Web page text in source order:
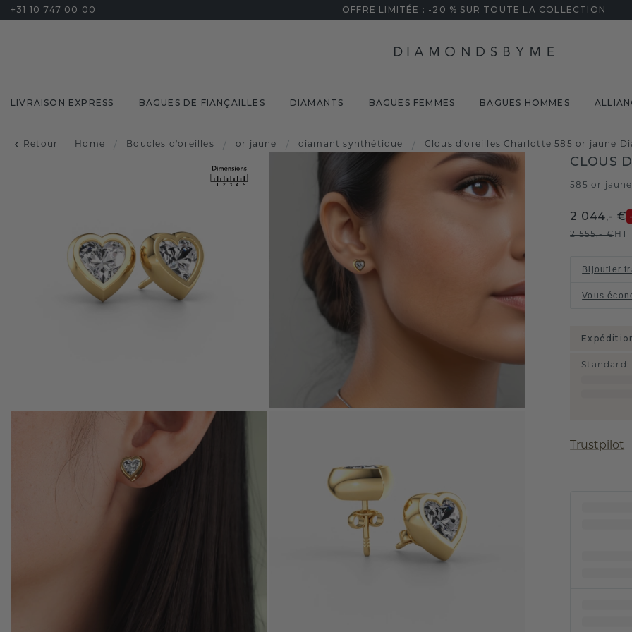
+31 10 747 00 00 OFFRE LIMITÉE : -20 % SUR TOUTE LA COLLECTION
LIVRAISON EXPRESS BAGUES DE FIANÇAILLES DIAMANTS BAGUES FEMMES BAGUES HOMMES
Retour Home / Boucles d'oreilles / or jaune / diamant synthétique / Clous d'oreilles Charlotte 585 or jaune
CLOUS
585 or jaune
2 044,- €
2 555,- €HT
Bijoutier
Vous
Standard :
Trustpilot